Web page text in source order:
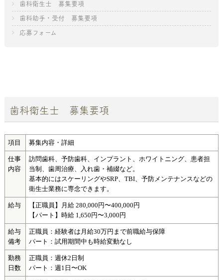
歯科衛生士 募集要項
歯科助手・受付 募集要項
応募フォーム
歯科衛生士 募集要項
項目 募集内容・詳細
仕事
内容
訪問歯科、予防歯科、インプラント、ホワイトニング、患者担
当制、歯周治療、入れ歯・補綴など。
基本的にはスケーリングやSRP、TBI、予防メンテナンスなどの
衛生士業務に専念できます。
給与
【正職員】月給 280,000円〜400,000円
【パート】時給 1,650円〜3,000円
給与
備考
正職員：経験者は月給30万円まで前職給与保障
パート：試用期間中も時給変動なし
勤務
日数
正職員：週休2日制
パート：週1日〜OK